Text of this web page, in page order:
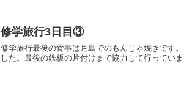
修学旅行3日目③
修学旅行最後の食事は月島でのもんじゃ焼きです
した。最後の鉄板の片付けまで協力して行っていま